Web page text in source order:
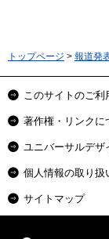
トップページ > 報道発
このサイトのご利
著作権・リンクに
ユニバーサルデザ
個人情報の取り扱
サイトマップ